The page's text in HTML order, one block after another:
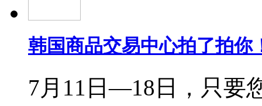
韩国商品交易中心拍了拍你
7月11日—18日，只要